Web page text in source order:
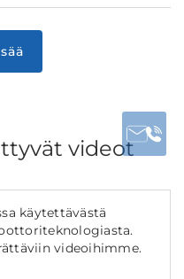
videot
käytettävästä
videoihimme.